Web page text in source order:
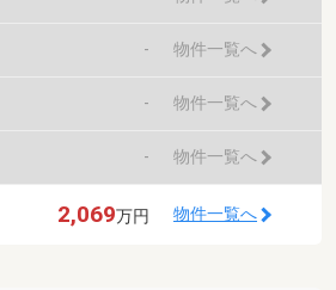
- 物件一覧へ
- 物件一覧へ
- 物件一覧へ
2,069万円 物件一覧へ